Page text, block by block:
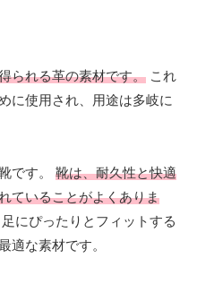
られる革の素材です。 これ
に使用され、用途は多岐に
です。 靴は、耐久性と快適
ていることがよくありま
にぴったりとフィットする
適な素材です。